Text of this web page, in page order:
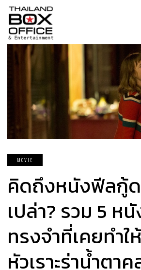
MOVIE
คิดถึงหนังฟีลกู้
เปล่า? รวม 5 ห
ทรงจำที่เคยทำ
หัวเราะร่าน้ำตา